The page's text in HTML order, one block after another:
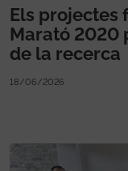
Els projectes
Marató 2020
de la recerca
18/06/2026